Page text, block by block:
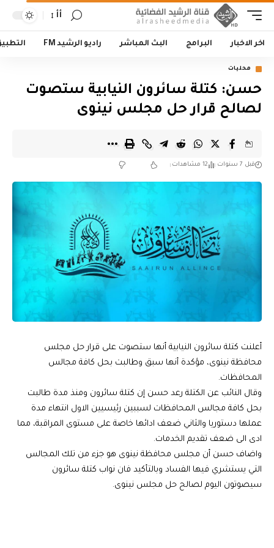
أأ
اخر الاخبار البرامج البث المباشر راديو الرشيد FM
محليات
حسن: كتلة سائرون النيابية ستصوت
لصالح قرار حل مجلس نينوى
قبل 7 سنوات 12 مشاهدات
أعلنت كتلة سائرون النيابية أنها ستصوت على قرار حل مجلس
محافظة نينوى، مؤكدة أنها سبق وطالبت بحل كافة مجالس
المحافظات.
وقال النائب عن الكتلة رعد حسن إن كتلة سائرون ومنذ مدة طالبت
بحل كافة مجالس المحافظات لسببين رئيسيين الاول انتهاء مدة
عملها دستوريا والثاني ضعف ادائها خاصة على مستوى المراقبة، مما
ادى الى ضعف تقديم الخدمات.
واضاف حسن أن مجلس محافظة نينوى هو جزء من تلك المجالس
التي يستشري فيها الفساد وبالتأكيد فان نواب كتلة سائرون
سيصوتون اليوم لصالح حل مجلس نينوى.